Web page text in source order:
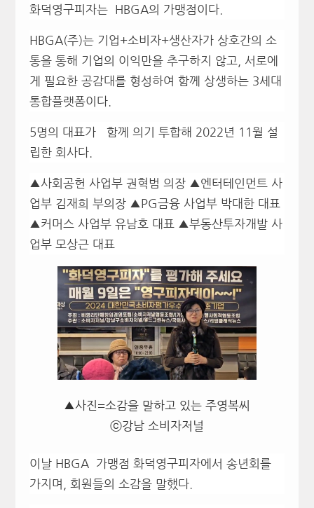
화덕영구피자는 HBGA의 가맹점이다.
HBGA(주)는 기업+소비자+생산자가 상호간의 소
통을 통해 기업의 이익만을 추구하지 않고, 서로에
게 필요한 공감대를 형성하여 함께 상생하는 3세대
통합플랫폼이다.
5명의 대표가
함께 의기 투합해 2022년 11월 설
립한 회사다.
▲사회공헌 사업부 권혁범 의장 ▲엔터테인먼트 사
업부 김재희 부의장 ▲PG금융 사업부 박대한 대표
▲커머스 사업부 유남호 대표 ▲부동산투자개발 사
업부 모상근 대표
▲사진=소감을 말하고 있는 주영복씨
ⓒ강남 소비자저널
이날 HBGA가맹점 화덕영구피자에서 송년회를
가지며, 회원들의 소감을 말했다.